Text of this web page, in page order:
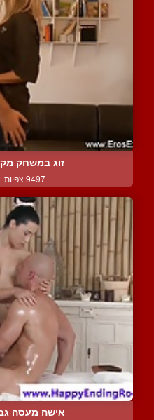
זוג במשחק
9497 צפיות
אישה מעסה